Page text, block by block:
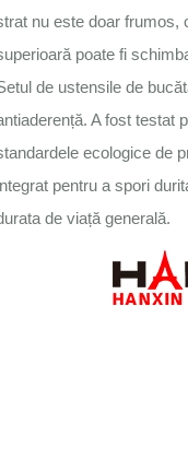
nu este doar frumos,
poate fi
de ustensile de
A fost testat
ecologice de
pentru a spori
de viață generală.